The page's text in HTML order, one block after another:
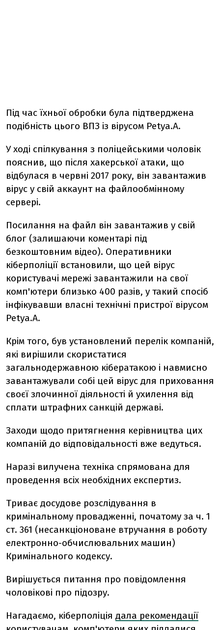
Під час їхньої обробки була підтверджена
подібність цього ВПЗ із вірусом Petya.A.
У ході спілкування з поліцейськими чоловік
пояснив, що після хакерської атаки, що
відбулася в червні 2017 року, він завантажив
вірус у свій аккаунт на файлообмінному
сервері.
Посилання на файл він завантажив у свій
блог (залишаючи коментарі під
безкоштовним відео). Оперативники
кіберполіції встановили, що цей вірус
користувачі мережі завантажили на свої
комп'ютери близько 400 разів, у такий спосіб
інфікувавши власні технічні пристрої вірусом
Petya.A.
Крім того, був установлений перелік компаній,
які вирішили скористатися
загальнодержавною кібератакою і навмисно
завантажували собі цей вірус для приховання
своєї злочинної діяльності й ухилення від
сплати штрафних санкцій державі.
Заходи щодо притягнення керівництва цих
компаній до відповідальності вже ведуться.
Наразі вилучена техніка спрямована для
проведення всіх необхідних експертиз.
Триває досудове розслідування в
кримінальному провадженні, початому за ч. 1
ст. 361 (несанкціоноване втручання в роботу
електронно-обчислювальних машин)
Кримінального кодексу.
Вирішується питання про повідомлення
чоловікові про підозру.
Нагадаємо, кіберполіція дала рекомендації